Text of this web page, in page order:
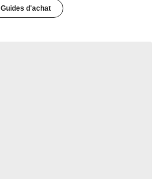
Guides d'achat